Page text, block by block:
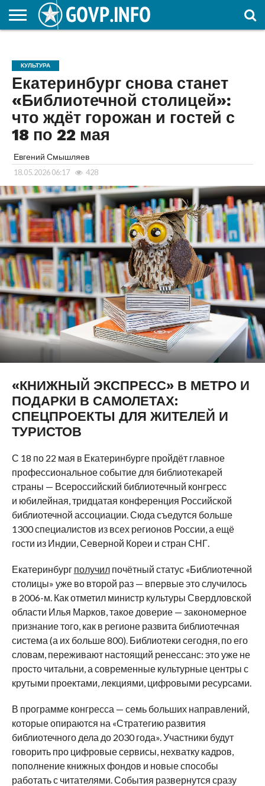
ОБРАЗОВАНИЕ
КУЛЬТУРА
Екатеринбург снова станет
«Библиотечной столицей»:
что ждёт горожан и гостей с
18 по 22 мая
Евгений Смышляев
18.05.2026 06:17 428
«КНИЖНЫЙ ЭКСПРЕСС» В МЕТРО И
ПОДАРКИ В САМОЛЕТАХ:
СПЕЦПРОЕКТЫ ДЛЯ ЖИТЕЛЕЙ И
ТУРИСТОВ
С 18 по 22 мая в Екатеринбурге пройдёт главное
профессиональное событие для библиотекарей
страны — Всероссийский библиотечный конгресс
и юбилейная, тридцатая конференция Российской
библиотечной ассоциации. Сюда съедутся больше
1300 специалистов из всех регионов России, а ещё
гости из Индии, Северной Кореи и стран СНГ.
Екатеринбург получилпочётный статус «Библиотечной
столицы» уже во второй раз — впервые это случилось
в 2006-м. Как отметил министр культуры Свердловской
области Илья Марков, такое доверие — закономерное
признание того, как в регионе развита библиотечная
система (а их больше 800). Библиотеки сегодня, по его
словам, переживают настоящий ренессанс: это уже не
просто читальни, а современные культурные центры с
крутыми проектами, лекциями, цифровыми ресурсами.
В программе конгресса — семь больших направлений,
которые опираются на «Стратегию развития
библиотечного дела до 2030 года». Участники будут
говорить про цифровые сервисы, нехватку кадров,
пополнение книжных фондов и новые способы
работать с читателями. События развернутся сразу